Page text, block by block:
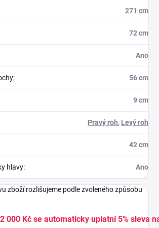
271 cm
72 cm
Ano
: 56 cm
9 cm
Pravý roh, Levý roh
42 cm
hlavy: Ano
zboží rozlišujeme podle zvoleného způsobu
000 Kč se automaticky uplatní 5% sleva